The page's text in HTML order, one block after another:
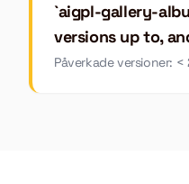
`aigpl-gallery-
versions up to,
Påverkade versioner: <